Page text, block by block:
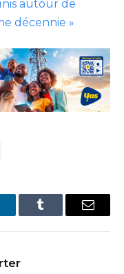
autour de
décennie »
Tumblr Email